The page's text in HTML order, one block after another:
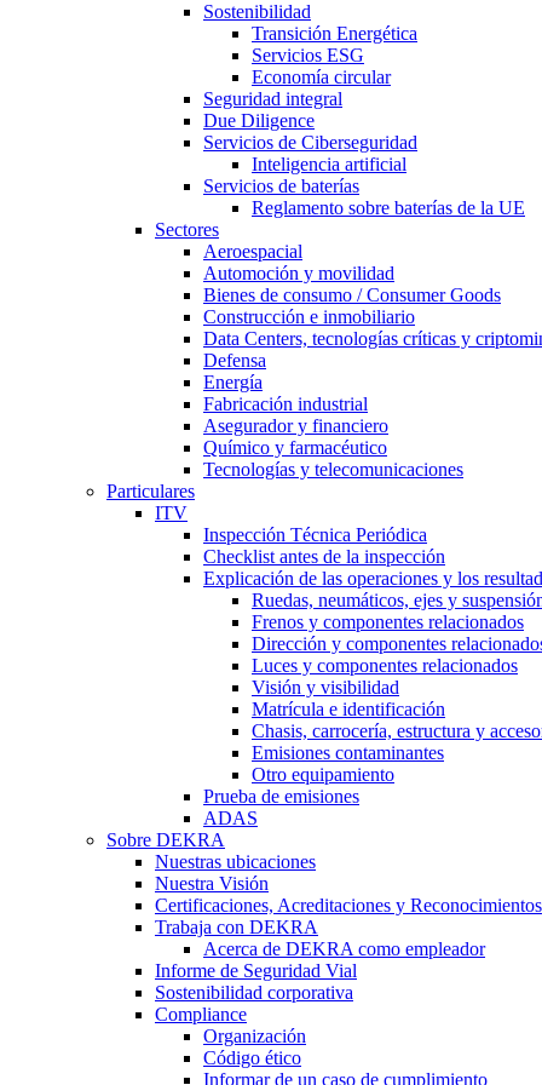
Sostenibilidad
Transición Energética
Servicios ESG
Economía circular
Seguridad integral
Due Diligence
Servicios de Ciberseguridad
Inteligencia artificial
Servicios de baterías
Reglamento sobre baterías de la UE
Sectores
Aeroespacial
Automoción y movilidad
Bienes de consumo / Consumer Goods
Construcción e inmobiliario
Data Centers, tecnologías críticas y
Defensa
Energía
Fabricación industrial
Asegurador y financiero
Químico y farmacéutico
Tecnologías y telecomunicaciones
Particulares
ITV
Inspección Técnica Periódica
Checklist antes de la inspección
Explicación de las operaciones y los
Ruedas, neumáticos, ejes y
Frenos y componentes relacionados
Dirección y componentes
Luces y componentes relacionados
Visión y visibilidad
Matrícula e identificación
Chasis, carrocería, estructura y
Emisiones contaminantes
Otro equipamiento
Prueba de emisiones
ADAS
Sobre DEKRA
Nuestras ubicaciones
Nuestra Visión
Certificaciones, Acreditaciones y Reconocimientos
Trabaja con DEKRA
Acerca de DEKRA como empleador
Informe de Seguridad Vial
Sostenibilidad corporativa
Compliance
Organización
Código ético
Informar de un caso de cumplimiento